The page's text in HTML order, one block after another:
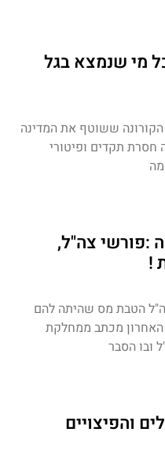
מי שנמצא בגל
ששוטף את המדינה
תקדים ופיטורי
:פורשי צה"ל,
!
הטבת מס שהיתה להם
האחרון מכתב ממחלקת
ובו הסבר
והפיצויים